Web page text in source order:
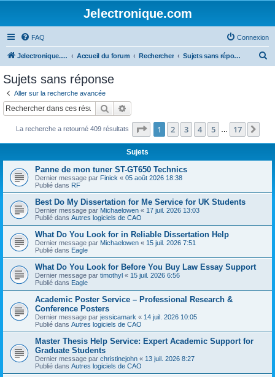
Jelectronique.com
FAQ Connexion
Jelectronique.com Accueil du forum Rechercher Sujets sans réponse
c
Sujets sans réponse
Aller sur la recherche avancée
Rechercher
La recherche a retourné 409 résultats Page 1sur17
1 2 3 4 5 17
Sujets
Panne de mon tuner ST-GT650 Technics
Dernier message par Finick « 05 août 2026 18:38
Publié dans RF
Best Do My Dissertation for Me Service for UK Students
Dernier message par Michaelowen « 17 juil. 2026 13:03
Publié dans Autres logiciels de CAO
What Do You Look for in Reliable Dissertation Help
Dernier message par Michaelowen « 15 juil. 2026 7:51
Publié dans Eagle
What Do You Look for Before You Buy Law Essay Support
Dernier message par timothyl « 15 juil. 2026 6:56
Publié dans Eagle
Academic Poster Service – Professional Research &
Conference Posters
Dernier message par jessicamark « 14 juil. 2026 10:05
Publié dans Autres logiciels de CAO
Master Thesis Help Service: Expert Academic Support for
Graduate Students
Dernier message par christinejohn « 13 juil. 2026 8:27
Publié dans Autres logiciels de CAO